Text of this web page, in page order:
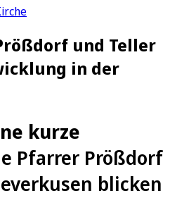
und Teller
in der
kurze
Pfarrer Prößdorf
blicken